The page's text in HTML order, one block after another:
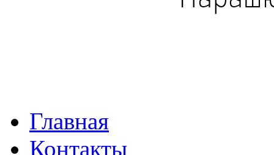
Главная
Контакты